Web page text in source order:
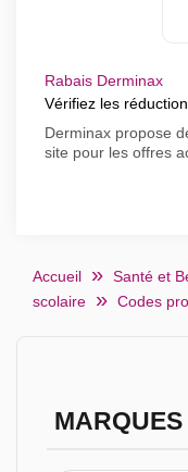
Rabais Derminax
Vérifiez les
Derminax propose
site pour les offres
Accueil Santé et
scolaire
Codes
MARQUES